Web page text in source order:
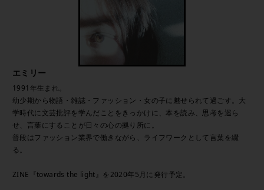
エミリー
1991年生まれ。
幼少期から物語・雑誌・ファッション・女の子に魅せられて過ごす。大
学時代に文芸批評を学んだことをきっかけに、本を読み、思考を巡ら
せ、言葉にすることが日々の心の拠り所に。
普段はファッション業界で働きながら、ライフワークとして言葉を綴
る。
ZINE『towards the light』を2020年5月に発行予定。